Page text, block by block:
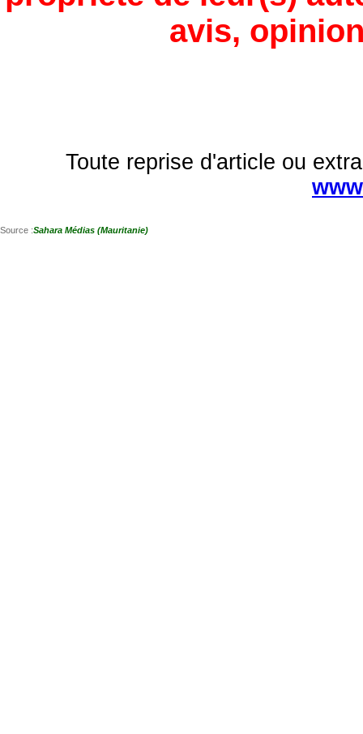
avis,
Toute reprise d'article ou
Source :Sahara Médias (Mauritanie)